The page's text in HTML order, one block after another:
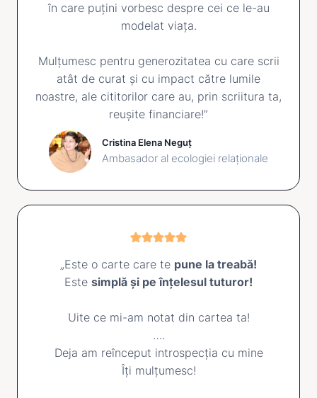
în care puțini vorbesc despre cei ce le-au
modelat viața.
Mulțumesc pentru generozitatea cu care scrii
atât de curat și cu impact către lumile
noastre, ale cititorilor care au, prin scriitura ta,
reușite financiare!”
Cristina Elena Neguț
Ambasador al ecologiei relaționale
„Este o carte care te pune la treabă!
Este simplă și pe înțelesul tuturor!
Uite ce mi-am notat din cartea ta!
….
Deja am reînceput introspecția cu mine
Îți mulțumesc!